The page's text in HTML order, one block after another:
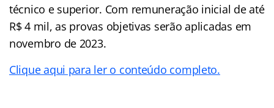
técnico e superior. Com remuneração inicial de até
R$ 4 mil, as provas objetivas serão aplicadas em
novembro de 2023.
Clique aqui para ler o conteúdo completo.